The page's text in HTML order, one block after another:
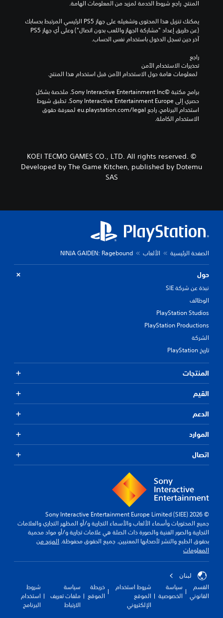
المنتج. راجع شروط الخدمة لمزيد من المعلومات الهامة.
آخر حين تسجل الدخول باستخدام نفس الحساب.
راجع
تحذيرات الاستخدام الآمن
الاستخدام الكاملة.
© KOEI TECMO GAMES CO., LTD. All rights reserved.
Developed by The Game Kitchen, published by Dotemu
SAS
الصفحة الرئيسية الألعاب NINJA GAIDEN: Ragebound
حول
نبذة عن شركة SIE
الوظائف
PlayStation Studios
PlayStation Productions
الشركة
تاريخ PlayStation
المنتجات
القيم
الدعم
الموارد
اتصال
© 2026 Sony Interactive Entertainment Europe Limited (SIEE)
جميع المحتويات وأسماء الألعاب والأسماء التجارية و/أو المظهر التجاري والعلامات
التجارية والصور الفنية والصورة ذات الصلة هي علامات تجارية و/أو مواد محمية
بحقوق الطبع والنشر لأصحابها المعنيين. جميع الحقوق محفوظة. المزيد من
المعلومات
لبنان
القسم
القانوني
سياسة
الخصوصية
شروط استخدام
الموقع
الإلكتروني
خريطة
الموقع
سياسة
ملفات تعريف
الارتباط
شروط
استخدام
البرنامج